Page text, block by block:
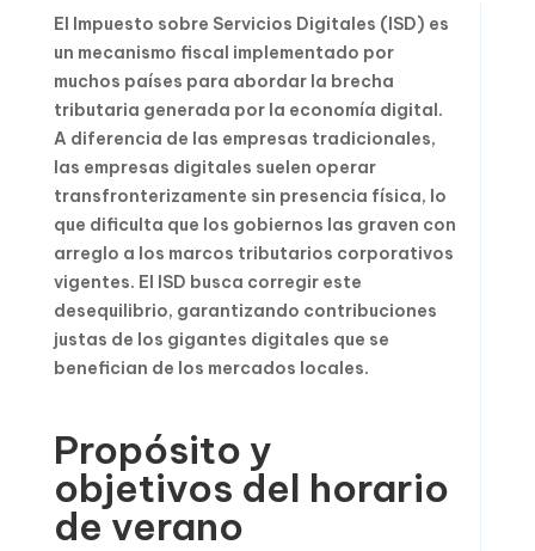
El Impuesto sobre Servicios Digitales (ISD) es
un mecanismo fiscal implementado por
muchos países para abordar la brecha
tributaria generada por la economía digital.
A diferencia de las empresas tradicionales,
las empresas digitales suelen operar
transfronterizamente sin presencia física, lo
que dificulta que los gobiernos las graven con
arreglo a los marcos tributarios corporativos
vigentes. El ISD busca corregir este
desequilibrio, garantizando contribuciones
justas de los gigantes digitales que se
benefician de los mercados locales.
Propósito y
objetivos del horario
de verano